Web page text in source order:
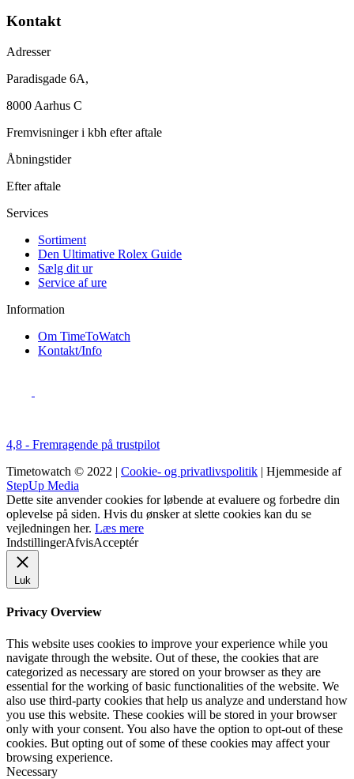
Kontakt
Adresser
Paradisgade 6A,
8000 Aarhus C
Fremvisninger i kbh efter aftale
Åbningstider
Efter aftale
Services
Sortiment
Den Ultimative Rolex Guide
Sælg dit ur
Service af ure
Information
Om TimeToWatch
Kontakt/Info
4,8 - Fremragende på trustpilot
Timetowatch © 2022 | Cookie- og privatlivspolitik | Hjemmeside af
StepUp Media
Dette site anvender cookies for løbende at evaluere og forbedre din
oplevelse på siden. Hvis du ønsker at slette cookies kan du se
vejledningen her. Læs mere
IndstillingerAfvisAcceptér
Luk
Privacy Overview
This website uses cookies to improve your experience while you
navigate through the website. Out of these, the cookies that are
categorized as necessary are stored on your browser as they are
essential for the working of basic functionalities of the website. We
also use third-party cookies that help us analyze and understand how
you use this website. These cookies will be stored in your browser
only with your consent. You also have the option to opt-out of these
cookies. But opting out of some of these cookies may affect your
browsing experience.
Necessary